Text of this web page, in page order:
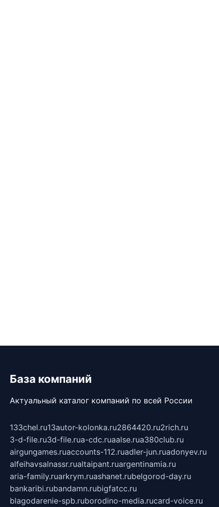
База компаний
Актуальный каталог компаний по всей России
133chel.ru13autor-kolonka.ru2864420.ru2rich.ru
3-d-file.ru3d-file.rua-cdc.ruaalse.rua380club.ru
airgungames.ruaccounts-112.ruadler-jun.ruadonyev.ru
alfeihavsalnassr.rualtaipant.ruargentinamia.ru
aria-family.ruarkrym.ruashanet.rubelgorod-day.ru
bankaribi.rubandamn.rubigfatcc.ru
blagodarenie-spb.ruborodino-media.rucard-voice.ru